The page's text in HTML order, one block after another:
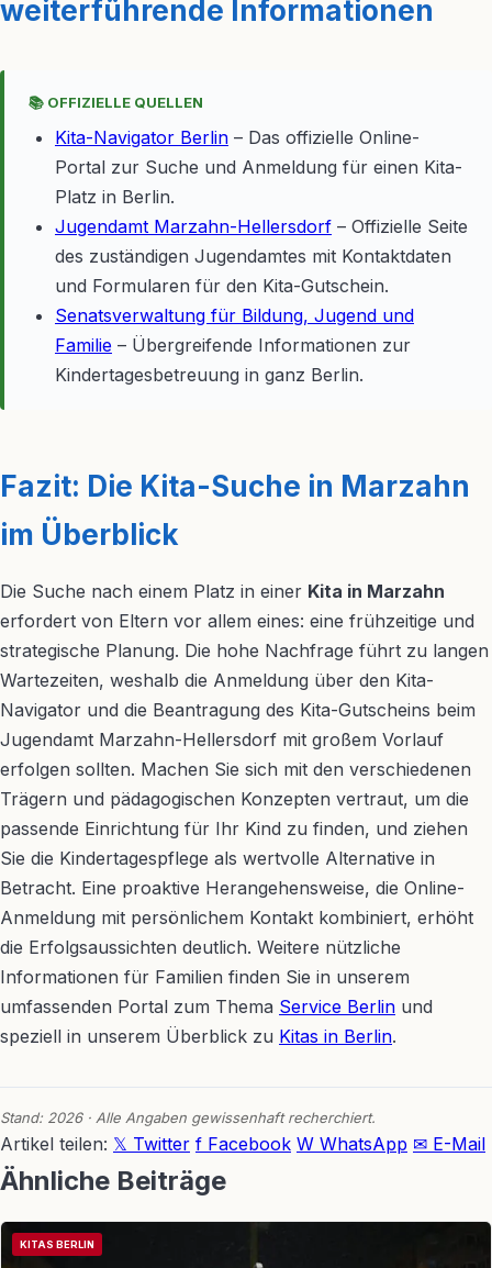
weiterführende Informationen
📚 OFFIZIELLE QUELLEN
Kita-Navigator Berlin – Das offizielle Online-
Portal zur Suche und Anmeldung für einen Kita-
Platz in Berlin.
Jugendamt Marzahn-Hellersdorf – Offizielle Seite
des zuständigen Jugendamtes mit Kontaktdaten
und Formularen für den Kita-Gutschein.
Senatsverwaltung für Bildung, Jugend und
Familie – Übergreifende Informationen zur
Kindertagesbetreuung in ganz Berlin.
Fazit: Die Kita-Suche in Marzahn
im Überblick
Die Suche nach einem Platz in einer Kita in Marzahn
erfordert von Eltern vor allem eines: eine frühzeitige und
strategische Planung. Die hohe Nachfrage führt zu langen
Wartezeiten, weshalb die Anmeldung über den Kita-
Navigator und die Beantragung des Kita-Gutscheins beim
Jugendamt Marzahn-Hellersdorf mit großem Vorlauf
erfolgen sollten. Machen Sie sich mit den verschiedenen
Trägern und pädagogischen Konzepten vertraut, um die
passende Einrichtung für Ihr Kind zu finden, und ziehen
Sie die Kindertagespflege als wertvolle Alternative in
Betracht. Eine proaktive Herangehensweise, die Online-
Anmeldung mit persönlichem Kontakt kombiniert, erhöht
die Erfolgsaussichten deutlich. Weitere nützliche
Informationen für Familien finden Sie in unserem
umfassenden Portal zum Thema Service Berlin und
speziell in unserem Überblick zu Kitas in Berlin.
Stand: 2026 · Alle Angaben gewissenhaft recherchiert.
Artikel teilen: 𝕏 Twitter f Facebook W WhatsApp ✉ E-Mail
Ähnliche Beiträge
KITAS BERLIN